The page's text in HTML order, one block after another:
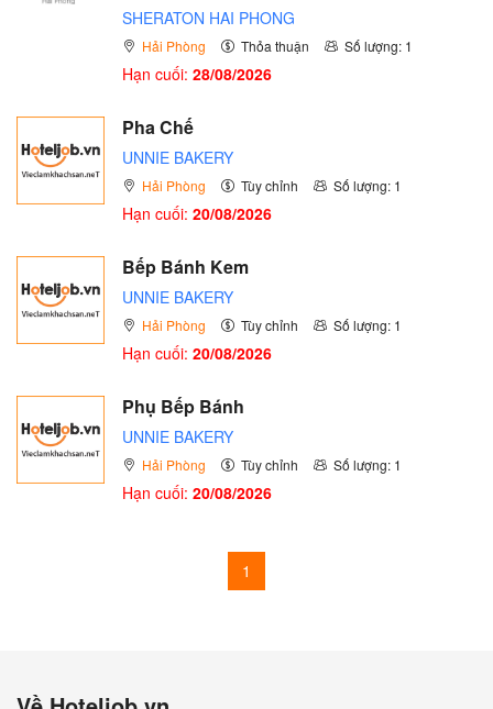
SHERATON HAI PHONG
Hải Phòng Thỏa thuận Số lượng: 1
Hạn cuối: 28/08/2026
Pha Chế
UNNIE BAKERY
Hải Phòng Tùy chỉnh Số lượng: 1
Hạn cuối: 20/08/2026
Bếp Bánh Kem
UNNIE BAKERY
Hải Phòng Tùy chỉnh Số lượng: 1
Hạn cuối: 20/08/2026
Phụ Bếp Bánh
UNNIE BAKERY
Hải Phòng Tùy chỉnh Số lượng: 1
Hạn cuối: 20/08/2026
1